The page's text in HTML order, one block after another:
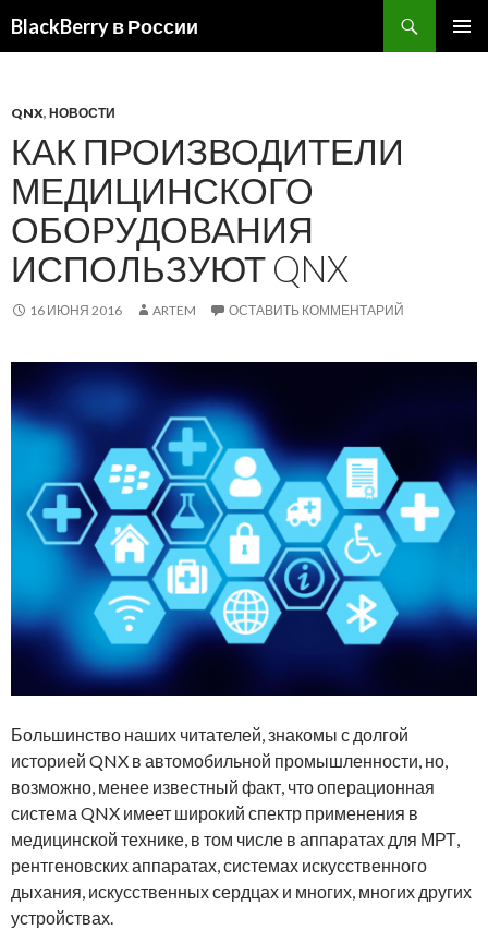
BlackBerry в России
QNX, НОВОСТИ
КАК ПРОИЗВОДИТЕЛИ
МЕДИЦИНСКОГО
ОБОРУДОВАНИЯ
ИСПОЛЬЗУЮТ QNX
16 ИЮНЯ 2016 ARTEM ОСТАВИТЬ КОММЕНТАРИЙ
Большинство наших читателей, знакомы с долгой
историей QNX в автомобильной промышленности, но,
возможно, менее известный факт, что операционная
система QNX имеет широкий спектр применения в
медицинской технике, в том числе в аппаратах для МРТ,
рентгеновских аппаратах, системах искусственного
дыхания, искусственных сердцах и многих, многих других
устройствах.